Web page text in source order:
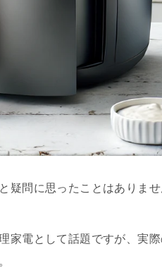
疑問に思ったことはありませ
家電として話題ですが、実